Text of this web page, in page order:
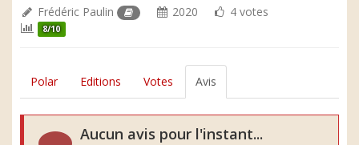
Frédéric Paulin 2020 4 votes
8/10
Polar Editions Votes Avis
Aucun avis pour l'instant...